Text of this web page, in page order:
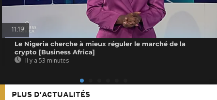
11:19
Le Nigeria cherche à mieux réguler le marché de la
crypto [Business Africa]
Il y a 53 minutes
PLUS D'ACTUALITÉS